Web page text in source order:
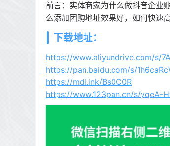
前言：实体商家为什么做抖音企业
么添加团购地址效果好，如何快速
下载地址：
https://www.aliyundrive.com/s/
https://pan.baidu.com/s/
https://mdl.ink/Bs0C0R
https://www.123pan.cn/s/yqeA-